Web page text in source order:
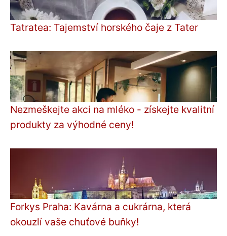
Tatratea: Tajemství horského čaje z Tater
Nezmeškejte akci na mléko - získejte kvalitní
produkty za výhodné ceny!
Forkys Praha: Kavárna a cukrárna, která
okouzlí vaše chuťové buňky!